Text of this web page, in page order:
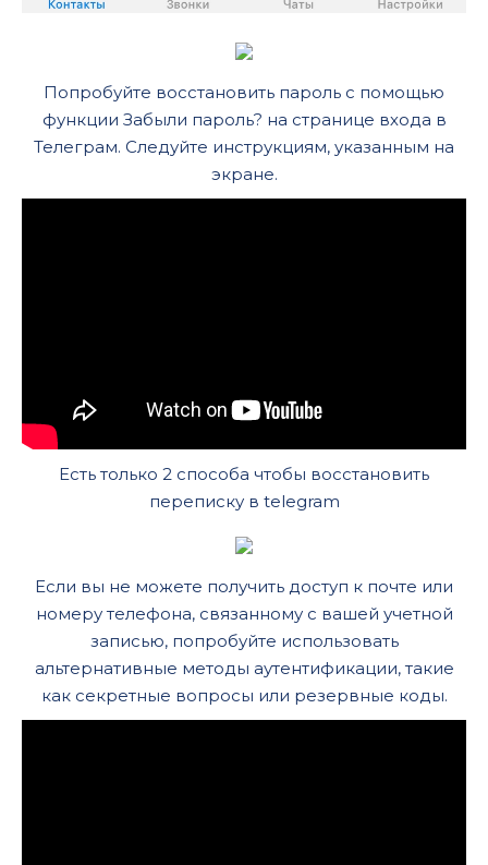
Попробуйте восстановить пароль с помощью
функции Забыли пароль? на странице входа в
Телеграм. Следуйте инструкциям, указанным на
экране.
Есть только 2 способа чтобы восстановить
переписку в telegram
Если вы не можете получить доступ к почте или
номеру телефона, связанному с вашей учетной
записью, попробуйте использовать
альтернативные методы аутентификации, такие
как секретные вопросы или резервные коды.